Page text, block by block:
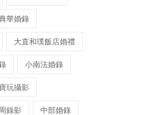
華婚錄
大直和璞飯店婚禮
小南法婚錄
玩攝影
錄影 中部婚錄